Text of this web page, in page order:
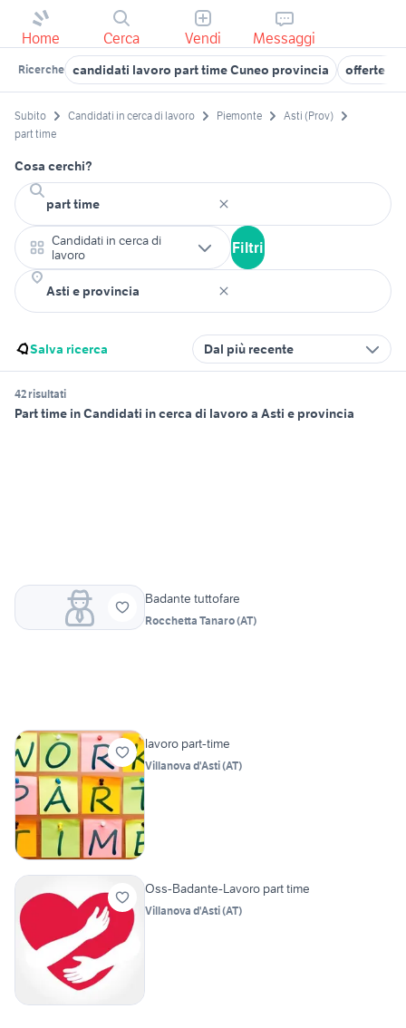
Home Cerca Vendi Messaggi
Ricerche candidati lavoro part time Cuneo provincia offerte
Subito Candidati in cerca di lavoro Piemonte
Asti (Prov)
part time
Cosa cerchi?
Candidati in cerca di
lavoro
Filtri
Salva ricerca Dal più recente
42 risultati
Part time in Candidati in cerca di lavoro a Asti e provincia
Badante tuttofare
Rocchetta Tanaro(AT)
lavoro part-time
Villanova d'Asti(AT)
Oss-Badante-Lavoro part time
Villanova d'Asti(AT)